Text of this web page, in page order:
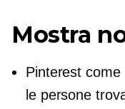
Mostra
Pinterest
le persone